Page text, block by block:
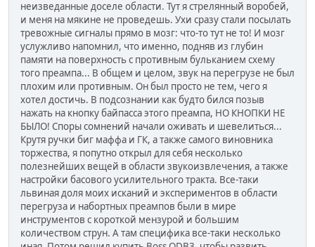
неизведанные доселе области. Тут я стрелянный воробей,
и меня на мякине не проведешь. Ухи сразу стали посылать
тревожные сигналы прямо в мозг: что-то тут не то! И мозг
услужливо напомнил, что именно, подняв из глубин
памяти на поверхность с противным бульканием схему
того преампа... В общем и целом, звук на перегрузе не был
плохим или противным. Он был просто не тем, чего я
хотел достичь. В подсознании как будто бился позыв
нажать на кнопку байпасса этого преампа, НО КНОПКИ НЕ
БЫЛО! Споры сомнений начали оживать и шевелиться...
Крутя ручки биг маффа и ГК, а также самого виновника
торжества, я попутно открыл для себя несколько
полезнейших вещей в области звукоизвлечения, а также
настройки басового усилительного тракта. Все-таки
львиная доля моих исканий и экспериментов в области
перегруза и набортных преампов были в мире
инструментов с короткой мензурой и большим
количеством струн. А там специфика все-таки несколько